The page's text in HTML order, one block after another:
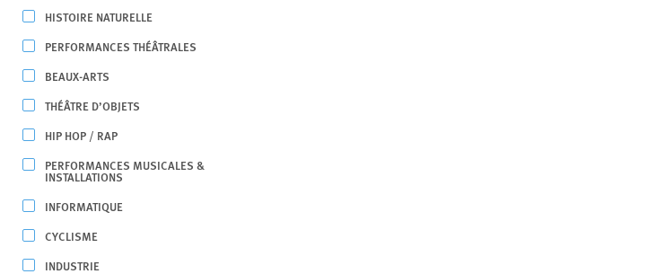
HISTOIRE NATURELLE
PERFORMANCES THÉÂTRALES
BEAUX-ARTS
THÉÂTRE D’OBJETS
HIP HOP / RAP
PERFORMANCES MUSICALES &
INSTALLATIONS
INFORMATIQUE
CYCLISME
INDUSTRIE